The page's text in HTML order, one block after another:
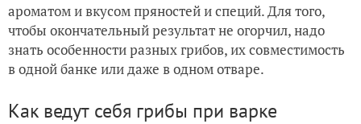
ароматом и вкусом пряностей и специй. Для того,
чтобы окончательный результат не огорчил, надо
знать особенности разных грибов, их совместимость
в одной банке или даже в одном отваре.
Как ведут себя грибы при варке